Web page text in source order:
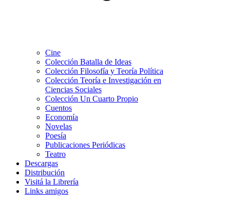
Cine
Colección Batalla de Ideas
Colección Filosofía y Teoría Política
Colección Teoría e Investigación en
Ciencias Sociales
Colección Un Cuarto Propio
Cuentos
Economía
Novelas
Poesía
Publicaciones Periódicas
Teatro
Descargas
Distribución
Visitá la Librería
Links amigos